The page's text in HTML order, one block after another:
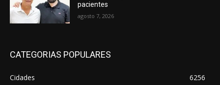
pacientes
agosto 7, 2026
CATEGORIAS POPULARES
Cidades 6256